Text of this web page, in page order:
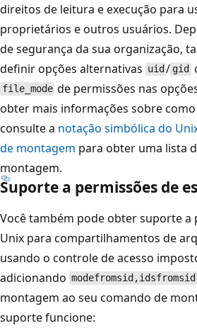
direitos de leitura e execução para
proprietários e outros usuários.
de segurança da sua organização,
definir opções alternativas uid / gid
file_mode de permissões nas
obter mais informações sobre
consulte a notação simbólica do
de montagem para obter uma lista
montagem.
Suporte a permissões de
Você também pode obter suporte a
Unix para compartilhamentos de
usando o controle de acesso
adicionando modefromsid,idsfromsid
montagem ao seu comando de
suporte funcione: